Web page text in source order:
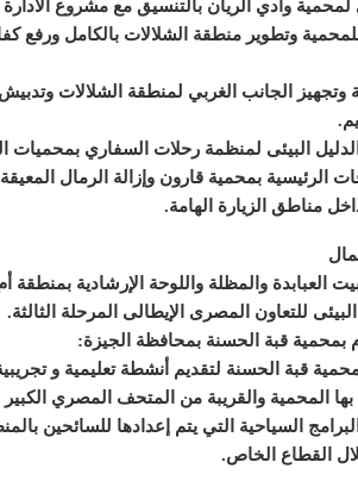
وتطوير منطقة الشلالات بالكامل ورفع
وتجهيز الجانب الغربي لمنطقة الشلالات
الدليل البيئى لمنظمة رحلات السفاري بمحميات
الرئيسية بمحمية قارون وإزالة الرمال
مناطق الزيارة الهامة.
العبابدة والمظلة واللوحة الإرشادية بمنطقة
للتعاون المصرى الإيطالى المرحلة الثالثة.
قبة الحسنة لتقديم أنشطة تعليمية و
المحمية والقريبة من المتحف المصري
السياحية التي يتم إعدادها للسائحين
القطاع الخاص.